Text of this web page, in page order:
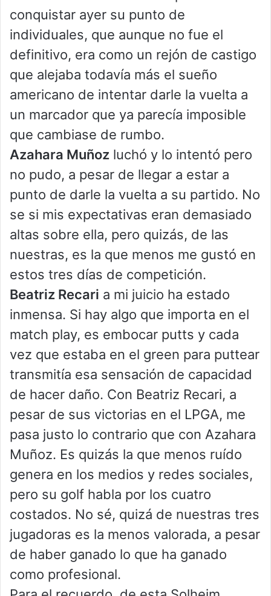
conquistar ayer su punto de
individuales, que aunque no fue el
definitivo, era como un rejón de castigo
que alejaba todavía más el sueño
americano de intentar darle la vuelta a
un marcador que ya parecía imposible
que cambiase de rumbo.
Azahara Muñoz luchó y lo intentó pero
no pudo, a pesar de llegar a estar a
punto de darle la vuelta a su partido. No
se si mis expectativas eran demasiado
altas sobre ella, pero quizás, de las
nuestras, es la que menos me gustó en
estos tres días de competición.
Beatriz Recari a mi juicio ha estado
inmensa. Si hay algo que importa en el
match play, es embocar putts y cada
vez que estaba en el green para puttear
transmitía esa sensación de capacidad
de hacer daño. Con Beatriz Recari, a
pesar de sus victorias en el LPGA, me
pasa justo lo contrario que con Azahara
Muñoz. Es quizás la que menos ruído
genera en los medios y redes sociales,
pero su golf habla por los cuatro
costados. No sé, quizá de nuestras tres
jugadoras es la menos valorada, a pesar
de haber ganado lo que ha ganado
como profesional.